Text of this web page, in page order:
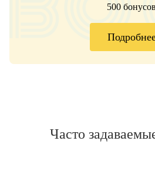
500 бонусов
Часто